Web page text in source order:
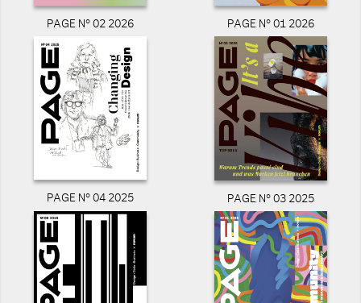
PAGE N° 02 2026 PAGE N° 01 2026
PAGE N° 04 2025 PAGE N° 03 2025